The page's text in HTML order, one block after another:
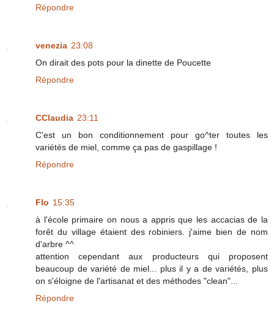
Répondre
venezia 23:08
On dirait des pots pour la dinette de Poucette
Répondre
CClaudia 23:11
C'est un bon conditionnement pour go^ter toutes les
variétés de miel, comme ça pas de gaspillage !
Répondre
Flo 15:35
à l'école primaire on nous a appris que les accacias de la
forêt du village étaient des robiniers. j'aime bien de nom
d'arbre ^^
attention cependant aux producteurs qui proposent
beaucoup de variété de miel... plus il y a de variétés, plus
on s'éloigne de l'artisanat et des méthodes "clean"...
Répondre